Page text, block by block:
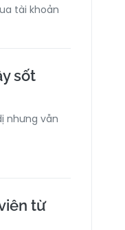
tài khoản
sốt
nhưng vẫn
từ